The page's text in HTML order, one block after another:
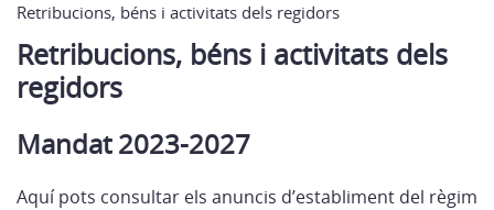
Retribucions, béns i activitats dels regidors
Retribucions, béns i activitats dels
regidors
Mandat 2023-2027
Aquí pots consultar els anuncis d’establiment del règim